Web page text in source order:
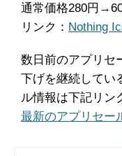
通常価格280円
リンク： Nothing
数日前のアプリセ
下げを継続してい
ル情報は下記リン
最新のアプリセー